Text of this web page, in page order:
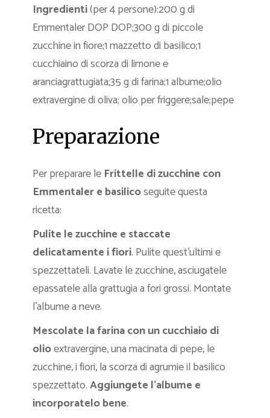
Ingredienti(per 4 persone):200 g di
Emmentaler DOP DOP;300 g di piccole
zucchine in fiore;1 mazzetto di basilico;1
cucchiaino di scorza di limone e
aranciagrattugiata;35 g di farina;1 albume;olio
extravergine di oliva; olio per friggere;sale;pepe
Preparazione
Per preparare le Frittelle di zucchine con
Emmentaler e basilicoseguite questa
ricetta:
Pulite le zucchine e staccate
delicatamente i fiori. Pulite quest’ultimi e
spezzettateli. Lavate le zucchine, asciugatele
epassatele alla grattugia a fori grossi. Montate
l’albume a neve.
Mescolate la farina con un cucchiaio di
olioextravergine, una macinata di pepe, le
zucchine, i fiori, la scorza di agrumie il basilico
spezzettato.Aggiungete l’albume e
incorporatelo bene.